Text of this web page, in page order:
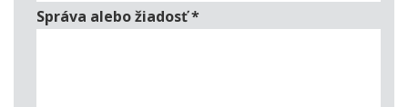
Správa alebo žiadosť*